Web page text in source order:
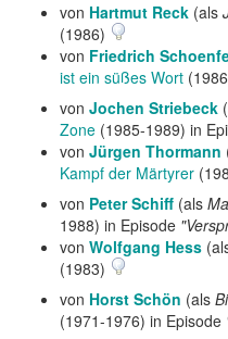
von Hartmut Reck (als
(1986)
von Friedrich
ist ein süßes Wort
von Jochen Striebeck
Zone (1985-1989) in
von Jürgen Thormann
Kampf der Märtyrer
von Peter Schiff (als
1988) in Episode
von Wolfgang Hess
(1983)
von Horst Schön (als
(1971-1976) in Episode